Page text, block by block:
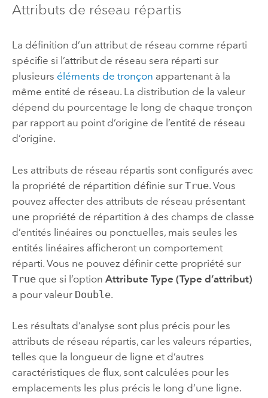
Attributs de réseau répartis
La définition d’un attribut de réseau comme réparti
spécifie si l’attribut de réseau sera réparti sur
plusieurs éléments de tronçon appartenant à la
même entité de réseau. La distribution de la valeur
dépend du pourcentage le long de chaque tronçon
par rapport au point d’origine de l’entité de réseau
d’origine.
Les attributs de réseau répartis sont configurés avec
la propriété de répartition définie sur True. Vous
pouvez affecter des attributs de réseau présentant
une propriété de répartition à des champs de classe
d’entités linéaires ou ponctuelles, mais seules les
entités linéaires afficheront un comportement
réparti. Vous ne pouvez définir cette propriété sur
Trueque si l’option Attribute Type (Type d’attribut)
a pour valeur Double.
Les résultats d’analyse sont plus précis pour les
attributs de réseau répartis, car les valeurs réparties,
telles que la longueur de ligne et d’autres
caractéristiques de flux, sont calculées pour les
emplacements les plus précis le long d’une ligne.